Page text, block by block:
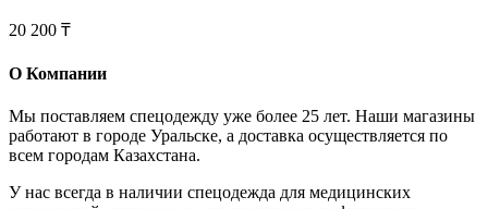
20 200 ₸
О Компании
Мы поставляем спецодежду уже более 25 лет. Наши магазины
работают в городе Уральске, а доставка осуществляется по
всем городам Казахстана.
У нас всегда в наличии спецодежда для медицинских